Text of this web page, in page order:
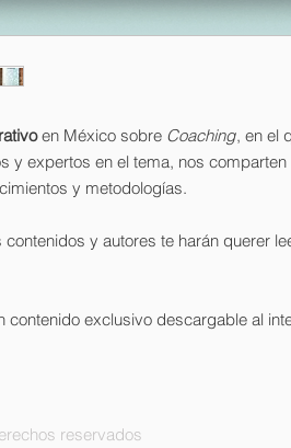
en México sobre Coaching, en el
y expertos en el tema, nos comparten
y metodologías.
y autores te harán querer
contenido exclusivo descargable al
reservados